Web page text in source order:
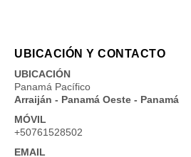
UBICACIÓN Y CONTACTO
UBICACIÓN
Panamá Pacífico
Arraiján - Panamá Oeste - Panamá
MÓVIL
+50761528502
EMAIL